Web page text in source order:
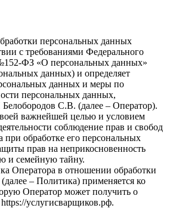
персональных данных
с требованиями Федерального
ФЗ «О персональных данных»
данных) и определяет
данных и меры по
персональных данных,
С.В. (далее – Оператор).
важнейшей целью и условием
соблюдение прав и свобод
при обработке его персональных
прав на неприкосновенность
и семейную тайну.
Оператора в отношении обработки
– Политика) применяется ко
Оператор может получить о
https://услугисварщиков.рф.